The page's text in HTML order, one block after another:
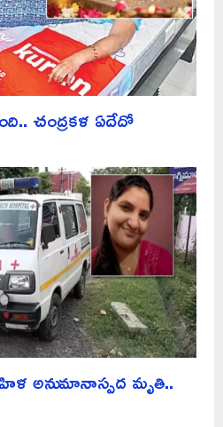
చంద్రకళ ఏదేదో
అనుమానాస్పద మృతి..